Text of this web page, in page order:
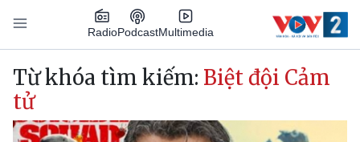
Nhảy đến nội dung
RadioPodcastMultimedia
Main navigation
Từ khóa tìm kiếm: Biệt đội Cảm
tử